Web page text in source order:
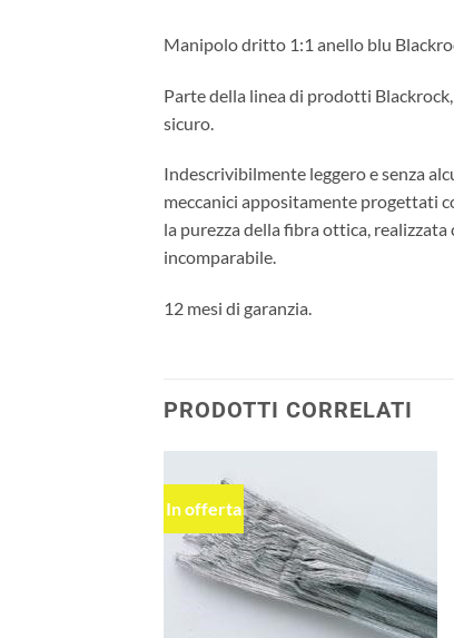
Manipolo dritto 1:1 anello blu
Parte della linea di prodotti
sicuro.
Indescrivibilmente leggero e senza
meccanici appositamente progettati
la purezza della fibra ottica,
incomparabile.
12 mesi di garanzia.
PRODOTTI CORRELATI
In offerta
desideri